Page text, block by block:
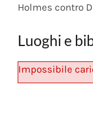
Holmes contro
Luoghi e
Impossibile